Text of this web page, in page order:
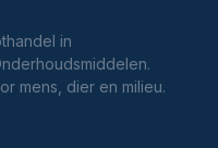
in
mens, dier en milieu.